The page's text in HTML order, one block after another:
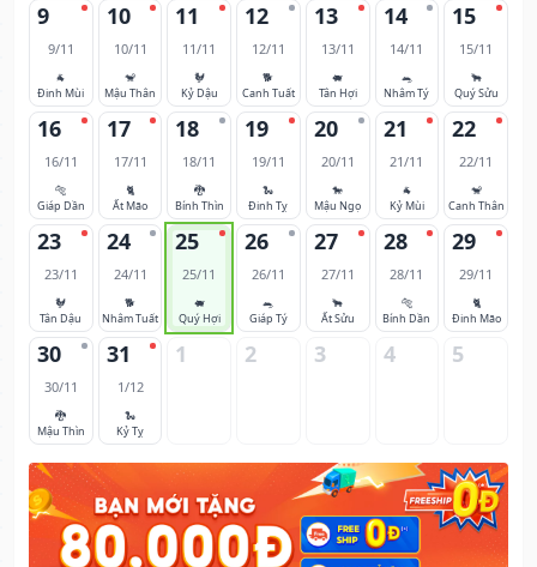
9
9/11
🐐
Đinh Mùi
10
10/11
🐒
Mậu Thân
11
11/11
🐓
Kỷ Dậu
12
12/11
🐕
Canh Tuất
13
13/11
🐖
Tân Hợi
14
14/11
🐀
Nhâm Tý
15
15/11
🐂
Quý Sửu
16
16/11
🐅
Giáp Dần
17
17/11
🐈
Ất Mão
18
18/11
🐉
Bính Thìn
19
19/11
🐍
Đinh Tỵ
20
20/11
🐎
Mậu Ngọ
21
21/11
🐐
Kỷ Mùi
22
22/11
🐒
Canh Thân
23
23/11
🐓
Tân Dậu
24
24/11
🐕
Nhâm Tuất
25
25/11
🐖
Quý Hợi
26
26/11
🐀
Giáp Tý
27
27/11
🐂
Ất Sửu
28
28/11
🐅
Bính Dần
29
29/11
🐈
Đinh Mão
30
30/11
🐉
Mậu Thìn
31
1/12
🐍
Kỷ Tỵ
1 2 3 4 5